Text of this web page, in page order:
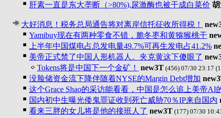
肝素一直是东大垄断（>80%),尿激酶也被干成白菜价
大好消息！税务总局通告将对离岸信托征收所得税！
Yamibuy现在有两种零食不错，脆冬枣和黄猕猴桃干
上半年中国煤电占总发电量49.7%可再生发电占41.2%
美帝正式禁了中国人形机器人。夹克黄这下傻眼了
Tokens将是中国下一个金矿！
new3T (456) 07/30 23:17
没脸储资金流下降伴随着NYSE的Margin Debt增加
这个Grace Shao的采访能看看，中国是怎么追上美帝AI
国内初中生曝光倭鬼罪证收到死亡威胁70％IP来自国内
看来三胖的女儿将是他的接班人了 new3T (177) 07/30